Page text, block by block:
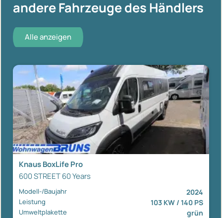
andere Fahrzeuge des Händlers
Alle anzeigen
Knaus BoxLife Pro
600 STREET 60 Years
Modell-/Baujahr 2024
Leistung 103 KW / 140 PS
Umweltplakette grün